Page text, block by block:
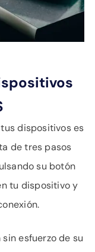
dispositivos es
de tres pasos
su botón
tu dispositivo y
esfuerzo de su